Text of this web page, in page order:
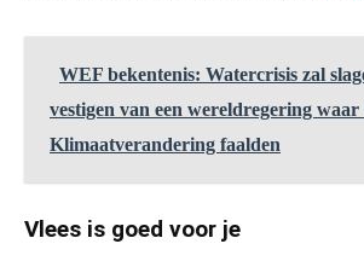
WEF bekentenis: Watercrisis zal
vestigen van een wereldregering
Klimaatverandering faalden
Vlees is goed voor je